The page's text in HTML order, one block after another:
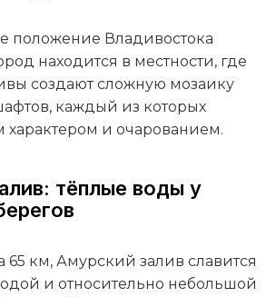
положение Владивостока
находится в местности, где
создают сложную мозаику
каждый из которых
характером и очарованием.
тёплые воды у
65 км, Амурский залив славится
и относительно небольшой